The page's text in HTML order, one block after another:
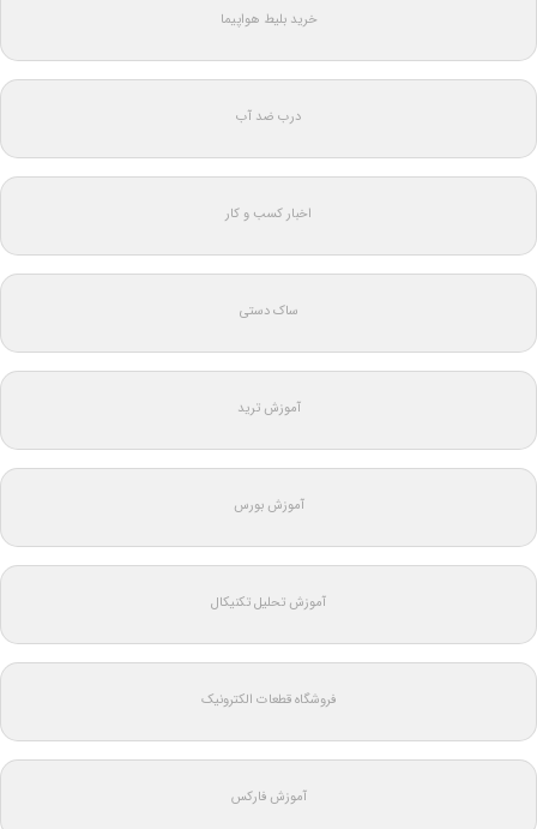
خرید بلیط هواپیما
درب ضد آب
اخبار کسب و کار
ساک دستی
آموزش ترید
آموزش بورس
آموزش تحلیل تکنیکال
فروشگاه قطعات الکترونیک
آموزش فارکس